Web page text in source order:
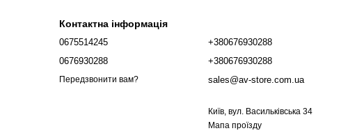
Контактна інформація
0675514245
0676930288
Передзвонити вам?
+380676930288
+380676930288
sales@av-store.com.ua
Київ, вул. Васильківська 34
Мапа проїзду